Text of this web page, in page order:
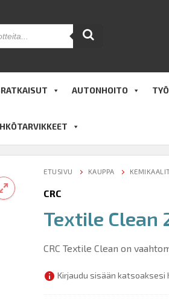
AUTONHOITO
ETUSIVU KAUPPA
CRC
Textile Clean
CRC Textile Clean on
Kirjaudu sisään katsoaksesi